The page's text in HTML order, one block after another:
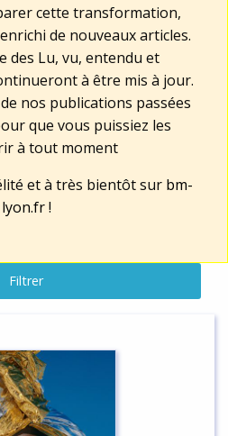
cette transformation,
de nouveaux articles.
des Lu, vu, entendu et
à être mis à jour.
nos publications passées
que vous puissiez les
à tout moment
et à très bientôt sur bm-
lyon.fr!
Filtrer